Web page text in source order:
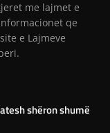
me lajmet e
qe
e Lajmeve
shëron shumë